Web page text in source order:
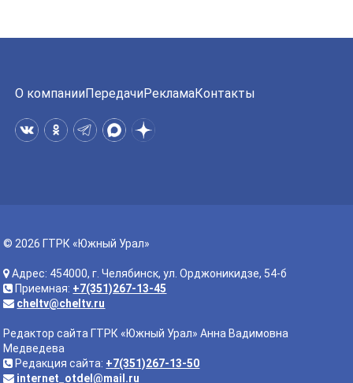
О компанииПередачиРекламаКонтакты
© 2026 ГТРК «Южный Урал»
Адрес: 454000, г. Челябинск, ул. Орджоникидзе, 54-б
Приемная: +7(351)267-13-45
cheltv@cheltv.ru
Редактор сайта ГТРК «Южный Урал» Анна Вадимовна
Медведева
Редакция сайта: +7(351)267-13-50
internet_otdel@mail.ru